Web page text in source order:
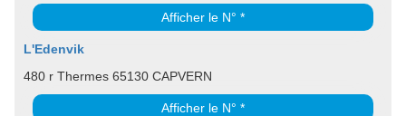
Afficher le N° *
L'Edenvik
480 r Thermes 65130 CAPVERN
Afficher le N° *